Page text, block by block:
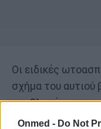
Onmed - Do Not
Οι ειδικές
σχήμα του
προβλημάτων που
υπερβολική